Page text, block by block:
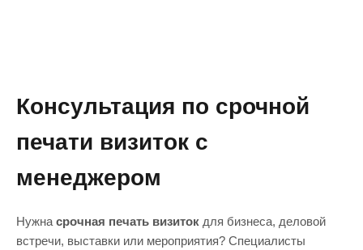
Консультация по срочной
печати визиток с
менеджером
Нужнасрочная печать визиток для бизнеса, деловой
встречи, выставки или мероприятия? Специалисты